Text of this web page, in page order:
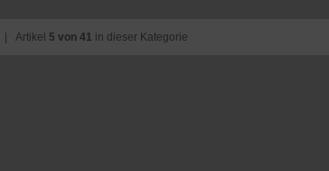
Artikel 5 von 41 in dieser Kategorie